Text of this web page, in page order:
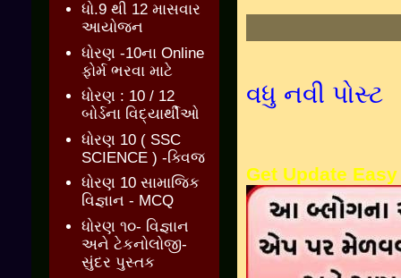
વધુ નવી પોસ્ટ
Get Update Easy
ધો.9 થી 12 માસવાર
આયોજન
ધોરણ -10ના Online
ફોર્મ ભરવા માટે
ધોરણ : 10 / 12
બોર્ડના વિદ્યાર્થીઓ
ધોરણ 10 ( SSC
SCIENCE ) -ક્વિજ
ધોરણ 10 સામાજિક
વિજ્ઞાન - MCQ
ધોરણ ૧૦- વિજ્ઞાન
અને ટેકનોલોજી-
સુંદર પુસ્તક